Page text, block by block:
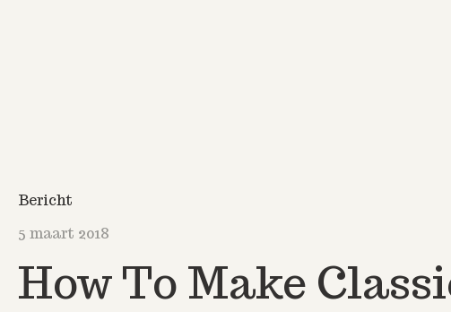
Bericht
5 maart 2018
How To Make